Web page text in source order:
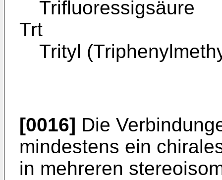
Trifluoressigsäure
Trt
Trityl
[0016] Die
mindestens ein
in mehreren